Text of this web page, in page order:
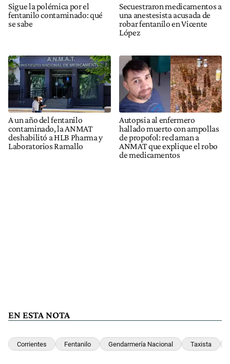
Sigue la polémica por el
fentanilo contaminado: qué
se sabe
Secuestraron medicamentos a
una anestesista acusada de
robar fentanilo en Vicente
López
A un año del fentanilo
contaminado, la ANMAT
deshabilitó a HLB Pharma y
Laboratorios Ramallo
Autopsia al enfermero
hallado muerto con ampollas
de propofol: reclaman a
ANMAT que explique el robo
de medicamentos
EN ESTA NOTA
Corrientes Fentanilo Gendarmería Nacional Taxista